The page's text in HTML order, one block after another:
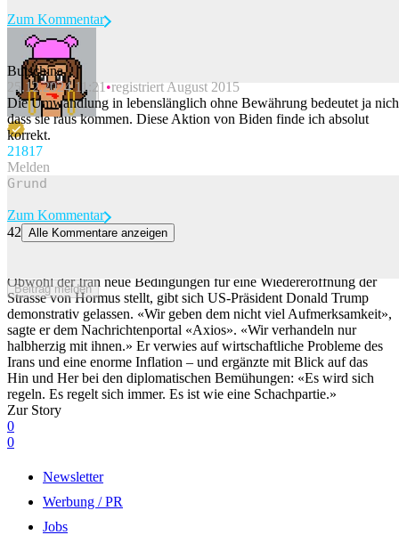
Beitrag melden
Zum Kommentar
Butschina
25.12.2024 11:21 registriert August 2015
Die Umwandlung in lebenslänglich ohne Bewährung bedeutet ja
dass sie raus kommen. Diese Aktion von Biden finde ich absolut
korrekt.
21817
Melden
Beitrag melden
Zum Kommentar
42 Alle Kommentare anzeigen
Obwohl der Iran neue Bedingungen für eine Wiedereröffnung der
Strasse von Hormus stellt, gibt sich US-Präsident Donald Trump
demonstrativ gelassen. «Wir geben dem nicht viel Aufmerksamkeit»,
sagte er dem Nachrichtenportal «Axios». «Wir verhandeln nur
halbherzig mit ihnen.» Er verwies auf wirtschaftliche Probleme des
Irans und eine enorme Inflation – und ergänzte mit Blick auf das
Hin und Her bei den diplomatischen Bemühungen: «Es wird sich
regeln. Es regelt sich immer. Es ist wie eine Schachpartie.»
Zur Story
0
0
Newsletter
Werbung / PR
Jobs